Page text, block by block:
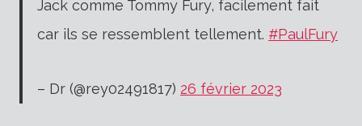
Jack comme Tommy Fury, facilement fait
car ils se ressemblent tellement. #PaulFury
– Dr (@rey02491817) 26 février 2023